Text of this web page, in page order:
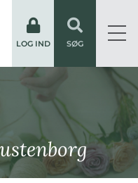
LOG IND SØG